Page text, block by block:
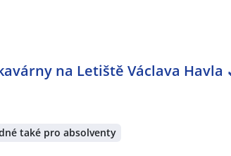
na Letiště Václava Havla
také pro absolventy